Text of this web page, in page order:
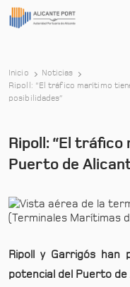
Inicio
Noticias
Ripoll: “El tráfico marítimo
posibilidades”
Ripoll: “El
Puerto de
Ripoll y Garrigós
potencial del Puerto